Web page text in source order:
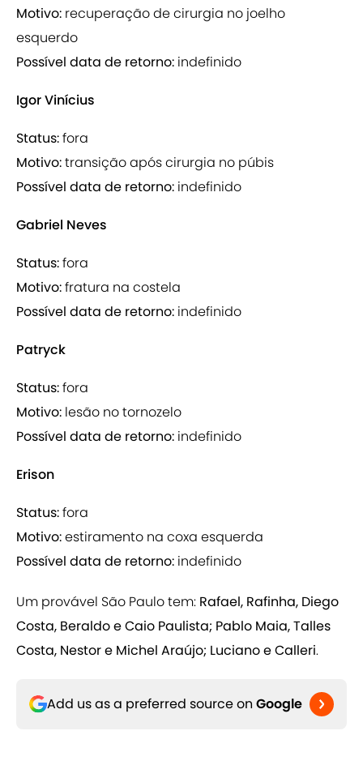
Motivo: recuperação de cirurgia no joelho
esquerdo
Possível data de retorno: indefinido
Igor Vinícius
Status:fora
Motivo:transição após cirurgia no púbis
Possível data de retorno: indefinido
Gabriel Neves
Status:fora
Motivo:fratura na costela
Possível data de retorno: indefinido
Patryck
Status:fora
Motivo: lesão no tornozelo
Possível data de retorno: indefinido
Erison
Status:fora
Motivo:estiramento na coxa esquerda
Possível data de retorno: indefinido
Um provável São Paulo tem: Rafael, Rafinha, Diego
Costa, Beraldo e Caio Paulista; Pablo Maia, Talles
Costa, Nestor e Michel Araújo; Luciano e Calleri.
Add us as a preferred source on Google